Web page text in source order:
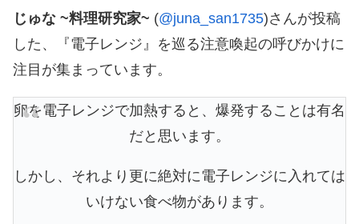
じゅな ~料理研究家~ (@juna_san1735)さんが投稿
した、『電子レンジ』を巡る注意喚起の呼びかけに
注目が集まっています。
卵を電子レンジで加熱すると、爆発することは有名
だと思います。
しかし、それより更に絶対に電子レンジに入れては
いけない食べ物があります。